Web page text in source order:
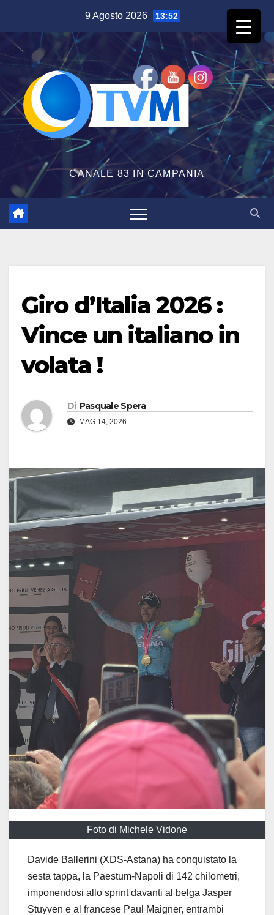
contenuto
9 Agosto 2026 13:52
CANALE 83 IN CAMPANIA
Giro d’Italia 2026 :
Vince un italiano in
volata !
Di Pasquale Spera
MAG 14, 2026
Foto di Michele Vidone
Davide Ballerini (XDS-Astana) ha conquistato la
sesta tappa, la Paestum-Napoli di 142 chilometri,
imponendosi allo sprint davanti al belga Jasper
Stuyven e al francese Paul Maigner, entrambi